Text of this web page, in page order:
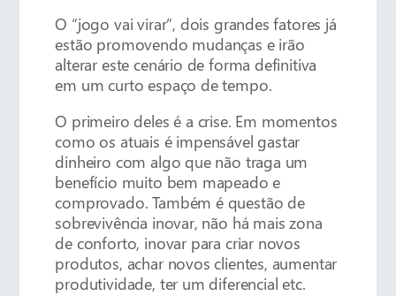
O “jogo vai virar”, dois grandes fatores já
estão promovendo mudanças e irão
alterar este cenário de forma definitiva
em um curto espaço de tempo.
O primeiro deles é a crise. Em momentos
como os atuais é impensável gastar
dinheiro com algo que não traga um
benefício muito bem mapeado e
comprovado. Também é questão de
sobrevivência inovar, não há mais zona
de conforto, inovar para criar novos
produtos, achar novos clientes, aumentar
produtividade, ter um diferencial etc.